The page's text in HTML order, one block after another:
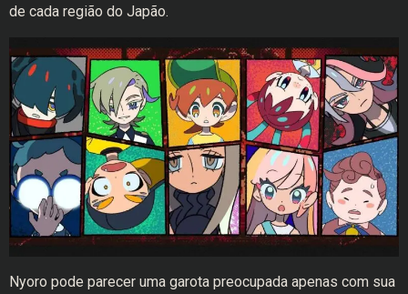
de cada região do Japão.
Nyoro pode parecer uma garota preocupada apenas com sua